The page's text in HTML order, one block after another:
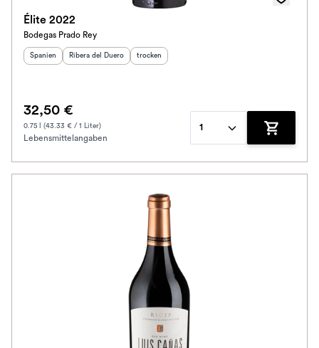
Élite 2022
Bodegas Prado Rey
Herkunftsland :
Spanien Herkunftsregion:
Ribera del Duero Geschmack
trocken
32,50 €
0.75 l (43.33 € / 1 Liter)
Lebensmittelangaben
1
Zum